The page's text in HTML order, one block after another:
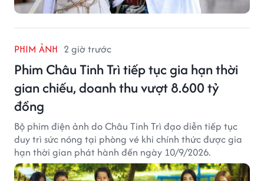
PHIM ẢNH 2 giờ trước
Phim Châu Tinh Trì tiếp tục gia hạn thời
gian chiếu, doanh thu vượt 8.600 tỷ
đồng
Bộ phim điện ảnh do Châu Tinh Trì đạo diễn tiếp tục
duy trì sức nóng tại phòng vé khi chính thức được gia
hạn thời gian phát hành đến ngày 10/9/2026.